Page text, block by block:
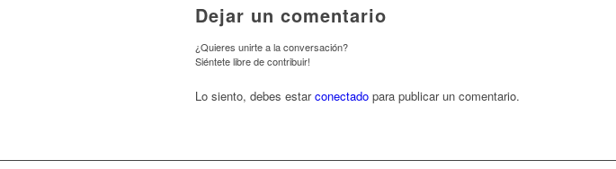
Dejar un comentario
¿Quieres unirte a la conversación?
Siéntete libre de contribuir!
Lo siento, debes estarconectado para publicar un comentario.